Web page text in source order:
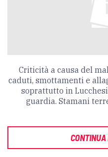
Criticità a causa del
caduti, smottamenti e
soprattutto in
guardia. Stamani